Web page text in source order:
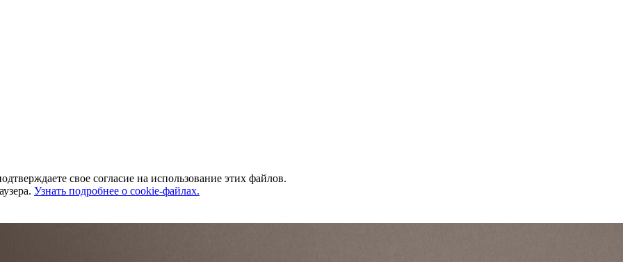
свое согласие на использование этих файлов.
Узнать подробнее о cookie-файлах.